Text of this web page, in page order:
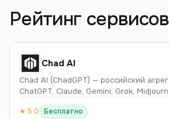
Бизнес Дизайн интерьера
Безопасность и
Социальные сети
Поиск информации Базы
Рейтинг сервисов
Chad AI
Chad AI (ChadGPT) — российский
ChatGPT, Claude, Gemini, Grok,
Suno и десятки других моделей в
без VPN и с оплатой картами РФ. Есть
★ 5.0 Бесплатно